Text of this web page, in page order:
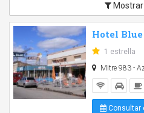
Mostrar
Hotel Blue
1 estrella
Mitre 983 -
Consultar